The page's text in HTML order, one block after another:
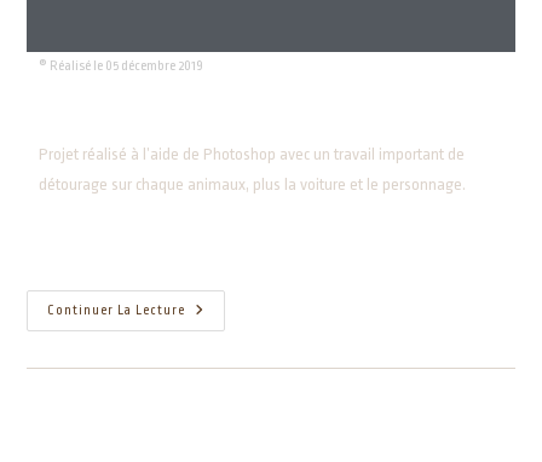
® Réalisé le 05 décembre 2019
Projet réalisé à l’aide de Photoshop avec un travail important de
détourage sur chaque animaux, plus la voiture et le personnage.
Continuer La Lecture